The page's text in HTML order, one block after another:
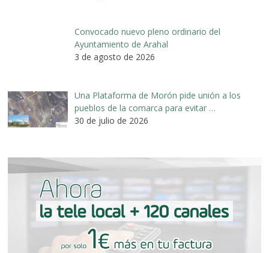
Convocado nuevo pleno ordinario del
Ayuntamiento de Arahal
3 de agosto de 2026
Una Plataforma de Morón pide unión a los
pueblos de la comarca para evitar …
30 de julio de 2026